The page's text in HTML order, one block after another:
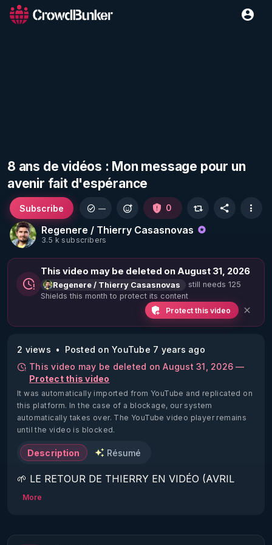
8 ans de vidéos : Mon message pour un
avenir fait d'espérance
Regenere / Thierry Casasnovas
3.5 k subscribers
Subscribe — 0
This video may be deleted on August 31, 2026
Regenere / Thierry Casasnovas
still needs 125
Shields this month to protect its content
Protect this video
2 views
Posted on YouTube 7 years ago
This video may be deleted on August 31, 2026 —
Protect this video
It was automatically imported from YouTube and replicated on
this platform. In the case of a blockage, our system
automatically takes over. The YouTube video player remains
until the video is blocked.
Description Résumé
🌱 LE RETOUR DE THIERRY EN VIDÉO (AVRIL
2022)!
https://www.rgnr.fr/presentation.html
More